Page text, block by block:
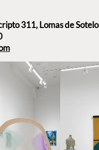
311, Lomas de Sotelo